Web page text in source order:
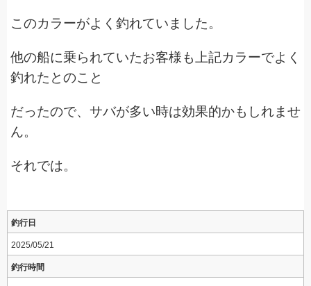
このカラーがよく釣れていました。
他の船に乗られていたお客様も上記カラーでよく
釣れたとのこと
だったので、サバが多い時は効果的かもしれませ
ん。
それでは。
釣行日
2025/05/21
釣行時間